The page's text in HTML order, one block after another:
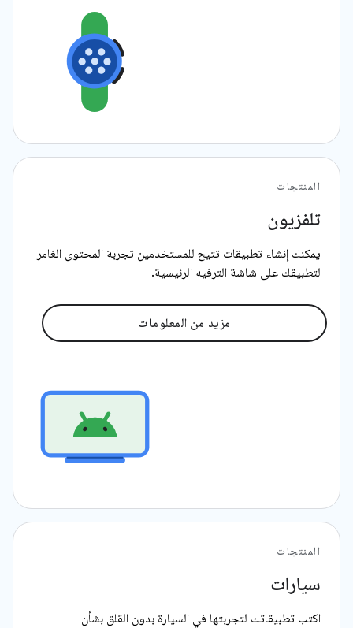
المنتجات
تلفزيون
يمكنك إنشاء تطبيقات تتيح للمستخدمين تجربة المحتوى الغامر
لتطبيقك على شاشة الترفيه الرئيسية.
مزيد من المعلومات
المنتجات
سيارات
اكتب تطبيقاتك لتجربتها في السيارة بدون القلق بشأن